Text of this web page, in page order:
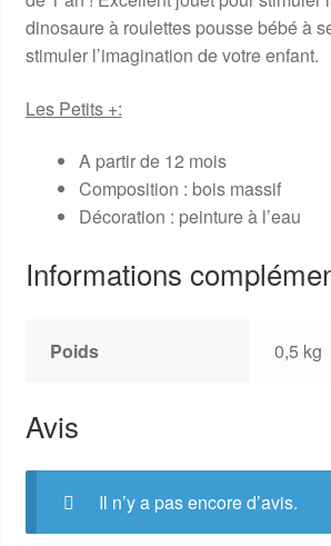
dinosaure à roulettes pousse bébé à
stimuler l’imagination de votre enfant.
Les Petits +:
A partir de 12 mois
Composition : bois massif
Décoration : peinture à l’eau
Informations
Poids 0,5 kg
Avis
Il n’y a pas encore d’avis.